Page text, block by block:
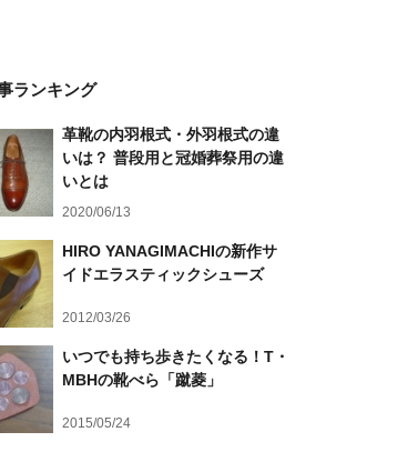
ランキング
革靴の内羽根式・外羽根式の違
いは？ 普段用と冠婚葬祭用の違
いとは
2020/06/13
HIRO YANAGIMACHIの新作サ
イドエラスティックシューズ
2012/03/26
いつでも持ち歩きたくなる！T・
MBHの靴べら「蹴菱」
2015/05/24